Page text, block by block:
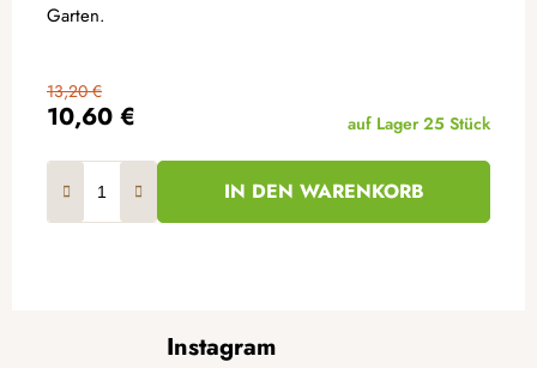
10,60 €
13,20 €
auf Lager 25 Stück
IN DEN WARENKORB
Garten.
Instagram